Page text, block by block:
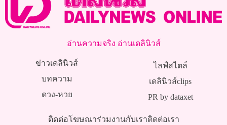
อ่านความจริง อ่านเดลินิวส์
ข่าวเดลินิวส์
บทความ
ดวง-หวย
ไลฟ์สไตล์
เดลินิวส์clips
PR by dataxet
ติดต่อโฆษณาร่วมงานกับเราติดต่อเรา